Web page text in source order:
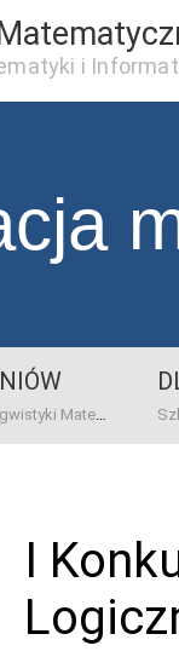
i
kontakt
Olimpiada Lingwistyki Matematycznej
I